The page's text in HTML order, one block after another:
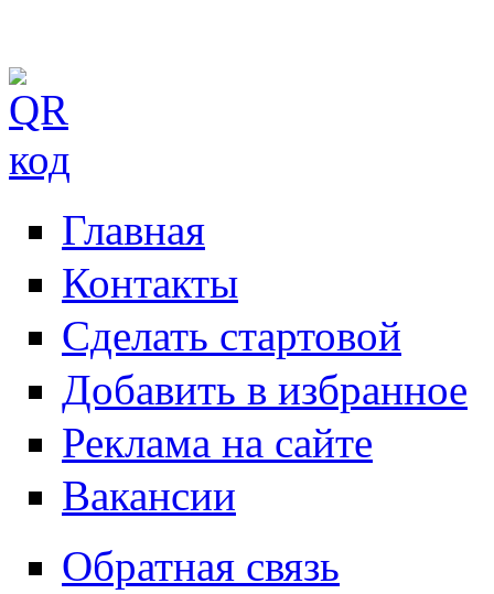
Главная
Контакты
Сделать стартовой
Добавить в избранное
Реклама на сайте
Вакансии
Обратная связь